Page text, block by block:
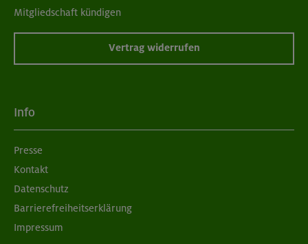
Mitgliedschaft kündigen
Vertrag widerrufen
Info
Presse
Kontakt
Datenschutz
Barrierefreiheitserklärung
Impressum